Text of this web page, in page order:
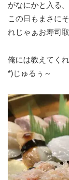
がなにかと入る。
この日もまさに
れじゃぁお寿司
俺には教えてく
*)じゅるぅ～